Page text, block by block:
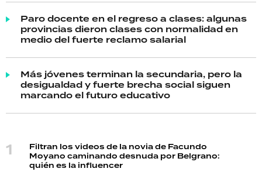
Paro docente en el regreso a clases: algunas
provincias dieron clases con normalidad en
medio del fuerte reclamo salarial
Más jóvenes terminan la secundaria, pero la
desigualdad y fuerte brecha social siguen
marcando el futuro educativo
Filtran los videos de la novia de Facundo
Moyano caminando desnuda por Belgrano:
quién es la influencer